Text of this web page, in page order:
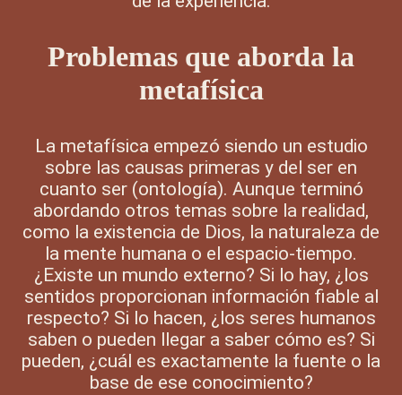
Problemas que aborda la
metafísica
La metafísica empezó siendo un estudio
sobre las causas primeras y del ser en
cuanto ser (ontología). Aunque terminó
abordando otros temas sobre la realidad,
como la existencia de Dios, la naturaleza de
la mente humana o el espacio-tiempo.
¿Existe un mundo externo? Si lo hay, ¿los
sentidos proporcionan información fiable al
respecto? Si lo hacen, ¿los seres humanos
saben o pueden llegar a saber cómo es? Si
pueden, ¿cuál es exactamente la fuente o la
base de ese conocimiento?